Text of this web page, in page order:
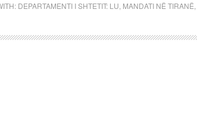
DEPARTAMENTI I SHTETIT: LU MANDATI NË TIRANË